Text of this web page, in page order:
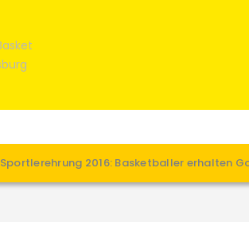
Sportlerehrung 2016: Basketballer erhalten